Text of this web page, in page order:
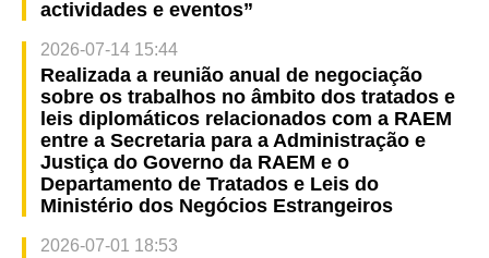
actividades e eventos”
2026-07-14 15:44
Realizada a reunião anual de negociação
sobre os trabalhos no âmbito dos tratados e
leis diplomáticos relacionados com a RAEM
entre a Secretaria para a Administração e
Justiça do Governo da RAEM e o
Departamento de Tratados e Leis do
Ministério dos Negócios Estrangeiros
2026-07-01 18:53